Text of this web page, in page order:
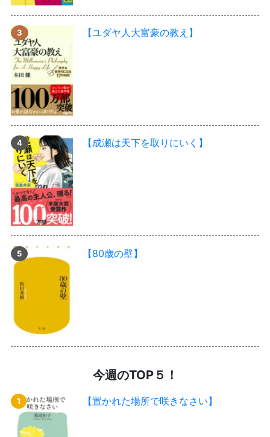
【ユダヤ人大富豪の教え】
【成瀬は天下を取りにいく】
【80歳の壁】
今週のTOP５！
【置かれた場所で咲きなさい】